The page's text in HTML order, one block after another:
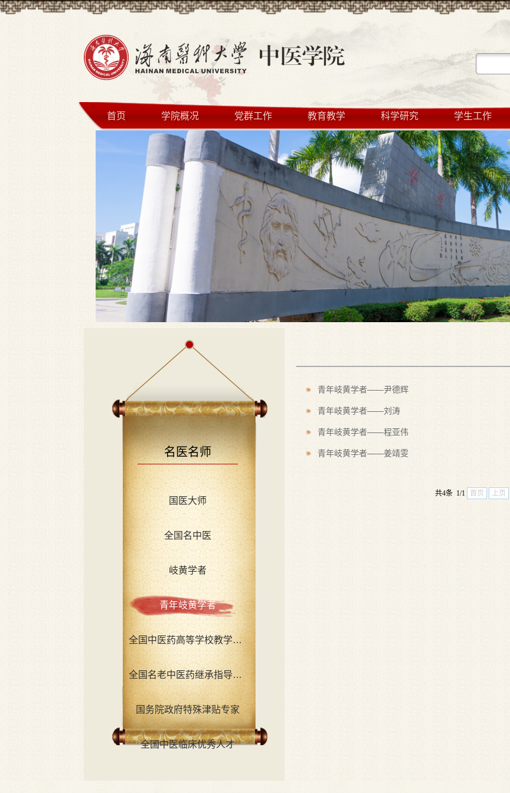
首页 学院概况 党群工作 教育教学 科学研究 学生工作
名医名师
国医大师
全国名中医
岐黄学者
青年岐黄学者
全国中医药高等学校教学名师
全国名老中医药继承指导老师
国务院政府特殊津贴专家
全国中医临床优秀人才
青年岐黄学者——尹德辉
青年岐黄学者——刘涛
青年岐黄学者——程亚伟
青年岐黄学者——姜靖雯
共4条 1/1 首页 上页